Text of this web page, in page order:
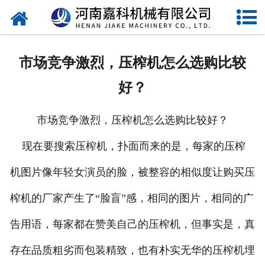
网站首页
视频中心
压榨机导购图
公司业绩
联系我们
市场竞争激烈，压榨机怎么选购比较
好？
市场竞争激烈，压榨机怎么选购比较好？
现在要搜索压榨机，扑面而来的是，每家的压榨
机图片像年轻女演员的脸，被整容的相似度让购买压
榨机的厂家产生了“脸盲”感，相同的图片，相同的广
告用语，每家都在赞美自己的压榨机，但事实是，真
存在品质粗劣而包装精致，也有朴实无华的压榨机埋